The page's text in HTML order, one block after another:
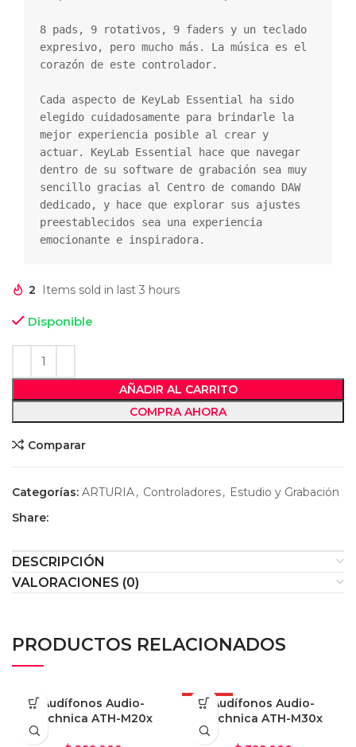
8 pads, 9 rotativos, 9 faders y un teclado
expresivo, pero mucho más. La música es el
corazón de este controlador.
Cada aspecto de KeyLab Essential ha sido
elegido cuidadosamente para brindarle la
mejor experiencia posible al crear y
actuar. KeyLab Essential hace que navegar
dentro de su software de grabación sea muy
sencillo gracias al Centro de comando DAW
dedicado, y hace que explorar sus ajustes
preestablecidos sea una experiencia
emocionante e inspiradora.
2 Items sold in last 3 hours
Disponible
AÑADIR AL CARRITO
COMPRA AHORA
Comparar
Categorías: ARTURIA, Controladores, Estudio y Grabación
Share:
DESCRIPCIÓN
VALORACIONES (0)
PRODUCTOS RELACIONADOS
Audífonos Audio-
Technica ATH-M20x
OFERTAAudífonos Audio-
Technica ATH-M30x